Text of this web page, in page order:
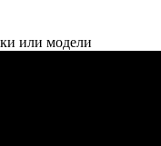
или модели